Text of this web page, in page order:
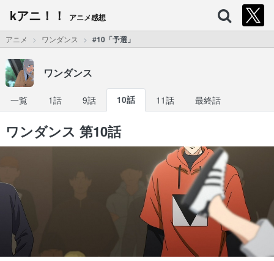
kアニ！！ アニメ感想
アニメ ワンダンス #10「予選」
ワンダンス
一覧 1話 9話 10話 11話 最終話
ワンダンス 第10話